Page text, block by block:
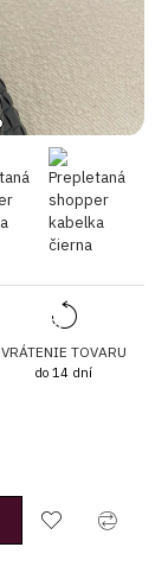
VRÁTENIE TOVARU
do 14 dní